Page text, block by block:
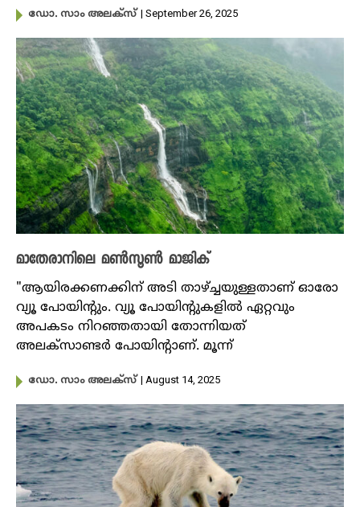
ഡോ. സാം അലക്സ് | September 26, 2025
മാതേരാനിലെ മൺസൂൺ മാജിക്
"ആയിരക്കണക്കിന് അടി താഴ്ച്ചയുള്ളതാണ് ഓരോ
വ്യൂ പോയിന്റും. വ്യൂ പോയിന്റുകളിൽ ഏറ്റവും
അപകടം നിറഞ്ഞതായി തോന്നിയത്
അലക്സാണ്ടർ പോയിന്റാണ്. മൂന്ന്
ഡോ. സാം അലക്സ് | August 14, 2025